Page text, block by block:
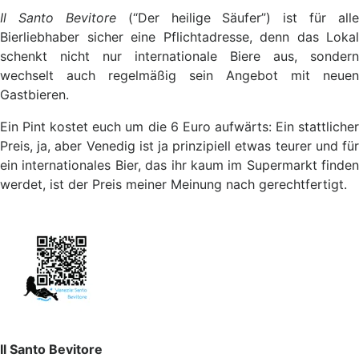
Il Santo Bevitore(“Der heilige Säufer”) ist für alle
Bierliebhaber sicher eine Pflichtadresse, denn das Lokal
schenkt nicht nur internationale Biere aus, sondern
wechselt auch regelmäßig sein Angebot mit neuen
Gastbieren.
Ein Pint kostet euch um die 6 Euro aufwärts: Ein stattlicher
Preis, ja, aber Venedig ist ja prinzipiell etwas teurer und für
ein internationales Bier, das ihr kaum im Supermarkt finden
werdet, ist der Preis meiner Meinung nach gerechtfertigt.
Il Santo Bevitore